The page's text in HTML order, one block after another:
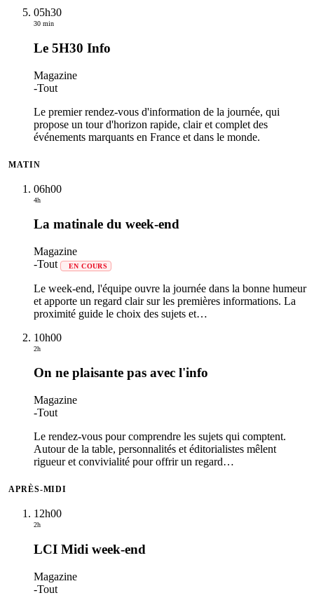
05h30
30 min
Le 5H30 Info
Magazine
-Tout
Le premier rendez-vous d'information de la journée, qui
propose un tour d'horizon rapide, clair et complet des
événements marquants en France et dans le monde.
MATIN
06h00
4h
La matinale du week-end
Magazine
-Tout EN COURS
Le week-end, l'équipe ouvre la journée dans la bonne humeur
et apporte un regard clair sur les premières informations. La
proximité guide le choix des sujets et…
10h00
2h
On ne plaisante pas avec l'info
Magazine
-Tout
Le rendez-vous pour comprendre les sujets qui comptent.
Autour de la table, personnalités et éditorialistes mêlent
rigueur et convivialité pour offrir un regard…
APRÈS-MIDI
12h00
2h
LCI Midi week-end
Magazine
-Tout